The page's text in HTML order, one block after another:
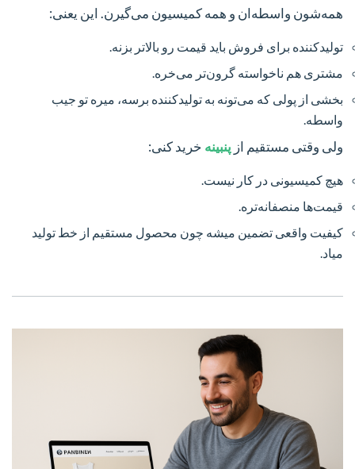
همه‌شون واسطه‌ان و همه کمیسیون می‌گیرن. این یعنی:
تولیدکننده برای فروش باید قیمت رو بالاتر بزنه.
مشتری هم ناخواسته گرون‌تر می‌خره.
بخشی از پولی که می‌تونه به تولیدکننده برسه، میره تو جیب
واسطه.
ولی وقتی مستقیم از پنبینه خرید کنی:
هیچ کمیسیونی در کار نیست.
قیمت‌ها منصفانه‌تره.
کیفیت واقعی تضمین میشه چون محصول مستقیم از خط تولید
میاد.